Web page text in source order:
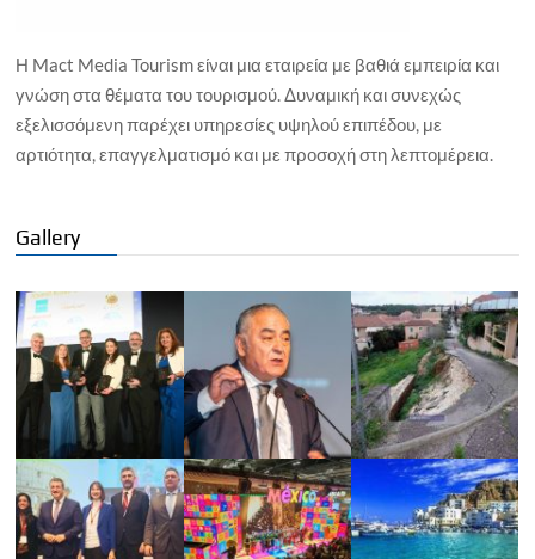
Η Mact Media Tourism είναι μια εταιρεία με βαθιά εμπειρία και
γνώση στα θέματα του τουρισμού. Δυναμική και συνεχώς
εξελισσόμενη παρέχει υπηρεσίες υψηλού επιπέδου, με
αρτιότητα, επαγγελματισμό και με προσοχή στη λεπτομέρεια.
Gallery